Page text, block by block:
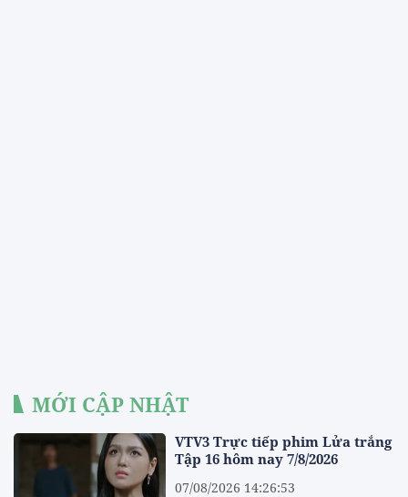
MỚI CẬP NHẬT
VTV3 Trực tiếp phim Lửa trắng
Tập 16 hôm nay 7/8/2026
07/08/2026 14:26:53